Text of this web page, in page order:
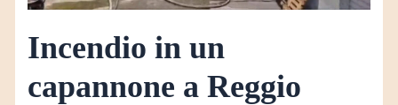
Incendio in un
capannone a Reggio
immagini